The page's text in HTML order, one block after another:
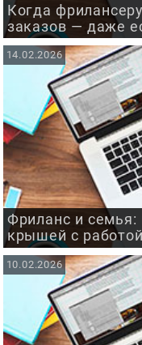
Когда
заказов — даже
Фриланс и семья:
крышей с
14.02.2026
10.02.2026